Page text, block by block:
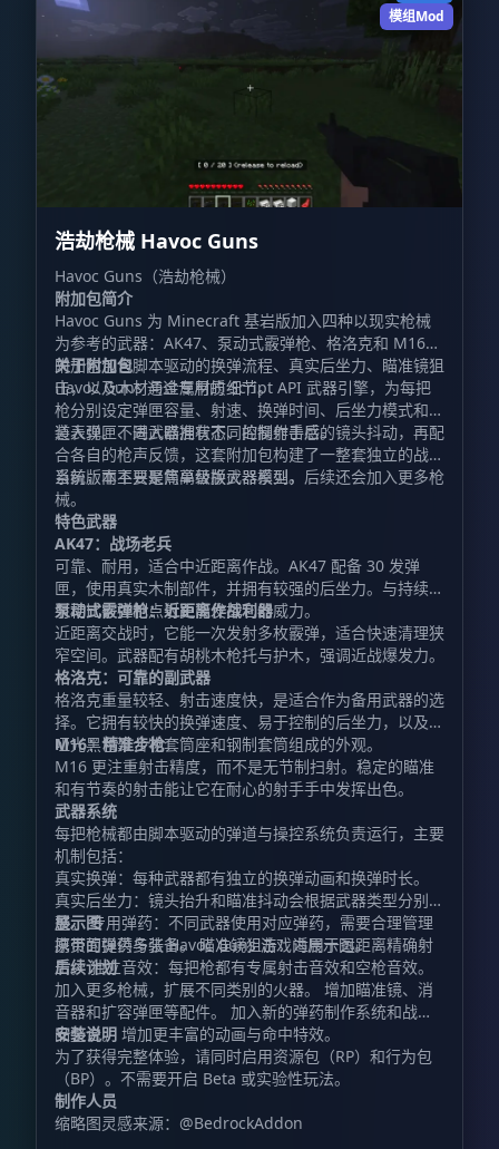
模组Mod
浩劫枪械 Havoc Guns
Havoc Guns（浩劫枪械）
附加包简介
Havoc Guns 为 Minecraft 基岩版加入四种以现实枪械
为参考的武器：AK47、泵动式霰弹枪、格洛克和 M16。
附加包包含脚本驱动的换弹流程、真实后坐力、瞄准镜狙
击，以及木材与金属材质细节。
关于附加包
Havoc Guns 通过专用的 Script API 武器引擎，为每把
枪分别设定弹匣容量、射速、换弹时间、后坐力模式和弹
道表现。不同武器拥有不同的操作手感。
装入弹匣、进入瞄准状态、控制射击后的镜头抖动，再配
合各自的枪声反馈，这套附加包构建了一整套独立的战斗
系统，而不只是简单替换武器模型。
当前版本主要聚焦高级版火器系列，后续还会加入更多枪
械。
特色武器
AK47：战场老兵
可靠、耐用，适合中近距离作战。AK47 配备 30 发弹
匣，使用真实木制部件，并拥有较强的后坐力。与持续扫
射相比，控制点射更能发挥它的威力。
泵动式霰弹枪：近距离作战利器
近距离交战时，它能一次发射多枚霰弹，适合快速清理狭
窄空间。武器配有胡桃木枪托与护木，强调近战爆发力。
格洛克：可靠的副武器
格洛克重量较轻、射击速度快，是适合作为备用武器的选
择。它拥有较快的换弹速度、易于控制的后坐力，以及由
哑光黑色聚合物套筒座和钢制套筒组成的外观。
M16：精准步枪
M16 更注重射击精度，而不是无节制扫射。稳定的瞄准
和有节奏的射击能让它在耐心的射手手中发挥出色。
武器系统
每把枪械都由脚本驱动的弹道与操控系统负责运行，主要
机制包括：
真实换弹：每种武器都有独立的换弹动画和换弹时长。
真实后坐力：镜头抬升和瞄准抖动会根据武器类型分别调
整。 专用弹药：不同武器使用对应弹药，需要合理管理
携带的弹药与装备。 瞄准镜狙击：适用于远距离精确射
击。 独立音效：每把枪都有专属射击音效和空枪音效。
展示图
原页面提供多张 Havoc Guns 游戏内展示图。
后续计划
加入更多枪械，扩展不同类别的火器。 增加瞄准镜、消
音器和扩容弹匣等配件。 加入新的弹药制作系统和战利
品整合。 增加更丰富的动画与命中特效。
安装说明
为了获得完整体验，请同时启用资源包（RP）和行为包
（BP）。不需要开启 Beta 或实验性玩法。
制作人员
缩略图灵感来源：@BedrockAddon